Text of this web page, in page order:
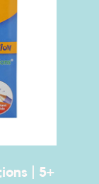
| 5+